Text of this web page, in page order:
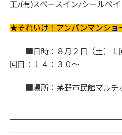
工/(有)スペースイン/シールペ
★それいけ！アンパンマンショ
■日時：８月２日（土）１
回目：１４：３０～
■場所：茅野市民館マルチ